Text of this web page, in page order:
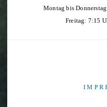
Montag bis
Freitag: 7:15
I M P R